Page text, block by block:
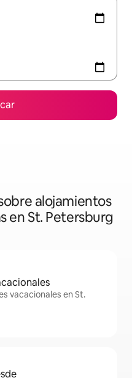
alojamientos
en St. Petersburg
vacacionales en St.